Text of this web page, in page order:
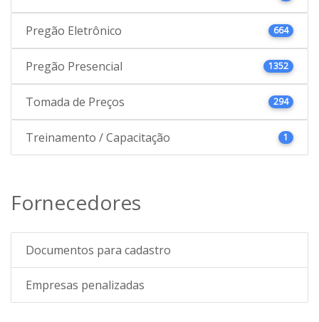
Pregão Eletrônico 664
Pregão Presencial 1352
Tomada de Preços 294
Treinamento / Capacitação 1
Fornecedores
Documentos para cadastro
Empresas penalizadas